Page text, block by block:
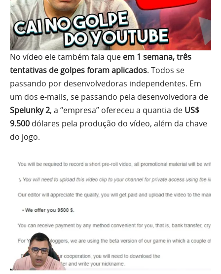
No vídeo ele também fala que em 1 semana, três
tentativas de golpes foram aplicados. Todos se
passando por desenvolvedoras independentes. Em
um dos e-mails, se passando pela desenvolvedora de
Spelunky 2, a “empresa” ofereceu a quantia de US$
9.500 dólares pela produção do vídeo, além da chave
do jogo.